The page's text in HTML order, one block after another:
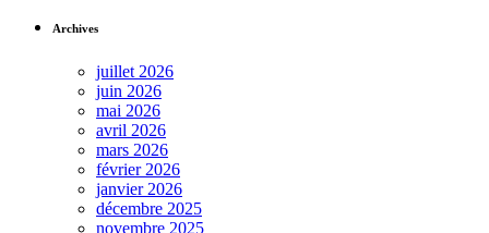
Archives
juillet 2026
juin 2026
mai 2026
avril 2026
mars 2026
février 2026
janvier 2026
décembre 2025
novembre 2025